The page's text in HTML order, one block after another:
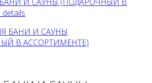
БАНИ И САУНЫ (ПОДАРОЧНЫЙ В